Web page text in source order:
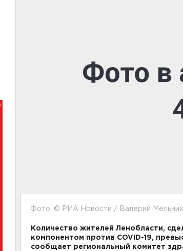
Фото: © РИА Новости / Валерий
Количество жителей Ленобласти,
компонентом против COVID-19,
сообщает региональный комитет